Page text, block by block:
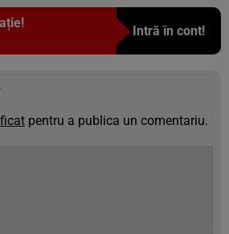
Intră în cont!
pentru a publica un comentariu.